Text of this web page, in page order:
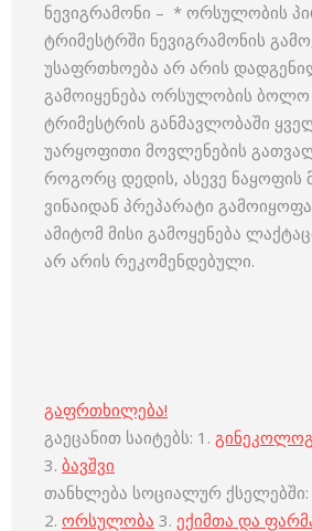
ნევიგრამონი – * ორსულობის
ტრიმესტრში ნევიგრამონის
უსაფრთხოება არ არის
გამოიყენება ორსულობის
ტრიმესტრის განმავლობაში
უარყოფითი მოვლენების
როგორც დედის, ასევე ნაყოფის
ვინაიდან პრეპარატი
ამიტომ მისი გამოყენება
არ არის რეკომენდებული.
გაფრთხილება!
გაეცანით საიტებს: 1.
3. ბავშვი
თანხლება სოციალურ ქსელებში:
2. ორსულობა 3. ექიმთა და